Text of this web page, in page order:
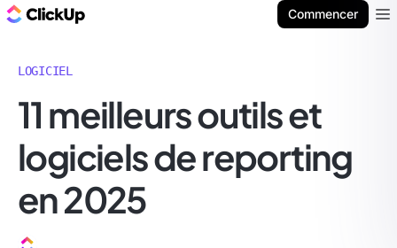
Commencer
LOGICIEL
11 meilleurs outils et
logiciels de reporting
en 2025